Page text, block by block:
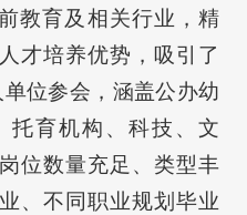
教育及相关行业，精
才培养优势，吸引了
位参会，涵盖公办幼
托育机构、科技、文
位数量充足、类型丰
、不同职业规划毕业